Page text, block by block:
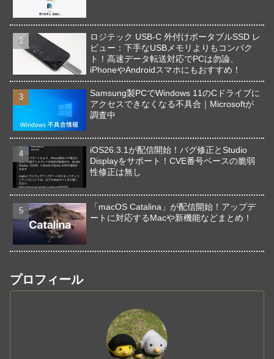
ロジテック USB-C 外付けポータブルSSD レ
ビュー：下手なUSBメモリよりもコンパク
ト！高速データ転送対応でPCは勿論、
iPhoneやAndroidスマホにもおすすめ！
Samsung製PCでWindows 11のCドライブに
アクセスできなくなる不具合｜Microsoftが
調査中
iOS26.3.1が配信開始！バグ修正とStudio
Displayをサポート！CVE番号ベースの脆弱
性修正は無し
「macOS Catalina」が配信開始！アップデ
ートに対応するMacや新機能などまとめ！
プロフィール